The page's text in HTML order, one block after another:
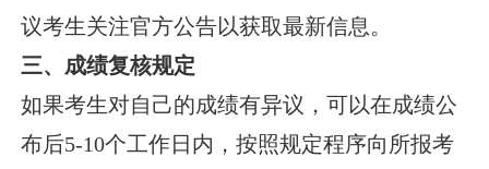
议考生关注官方公告以获取最新信息。
三、成绩复核规定
如果考生对自己的成绩有异议，可以在成绩公
布后5-10个工作日内，按照规定程序向所报考